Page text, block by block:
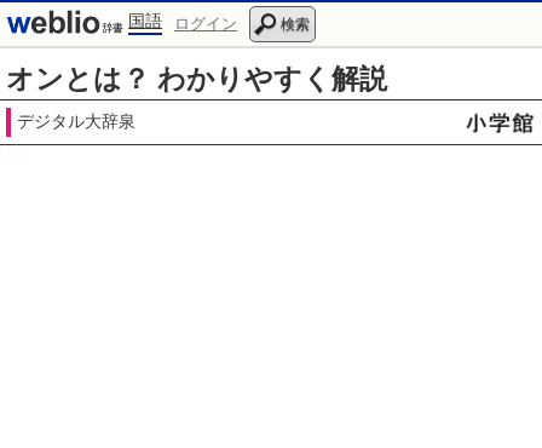
国語 ログイン 検索
オンとは？ わかりやすく解説
デジタル大辞泉